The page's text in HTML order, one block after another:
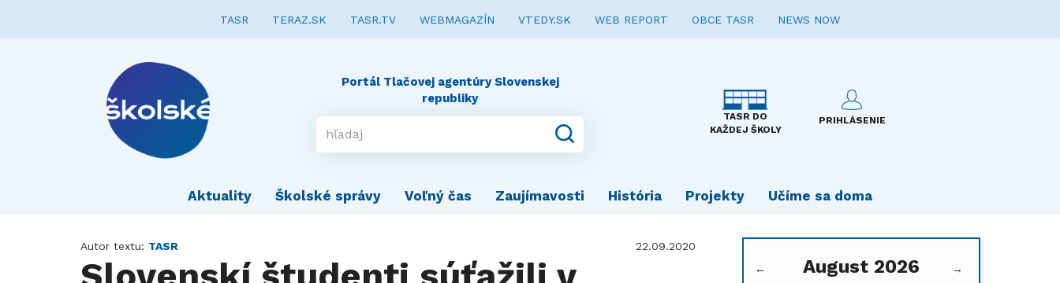
TASR TERAZ.SK TASR.TV WEBMAGAZÍN VTEDY.SK WEB REPORT OBCE TASR NEWS NOW
Portál Tlačovej agentúry Slovenskej
republiky
TASR DO
KAŽDEJ ŠKOLY
PRIHLÁSENIE
Aktuality Školské správy Voľný čas Zaujímavosti História Projekty Učíme sa doma
Autor textu: TASR 22.09.2020
← August 2026 →